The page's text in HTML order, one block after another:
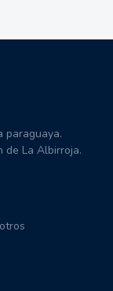
paraguaya.
de La Albirroja.